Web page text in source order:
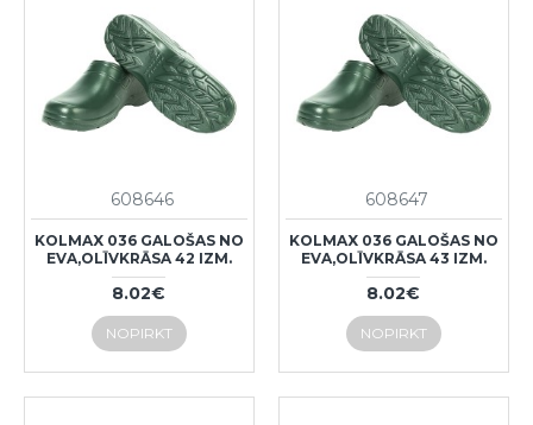
608646
KOLMAX 036 GALOŠAS NO
EVA,OLĪVKRĀSA 42 IZM.
8.02€
NOPIRKT
608647
KOLMAX 036 GALOŠAS NO
EVA,OLĪVKRĀSA 43 IZM.
8.02€
NOPIRKT